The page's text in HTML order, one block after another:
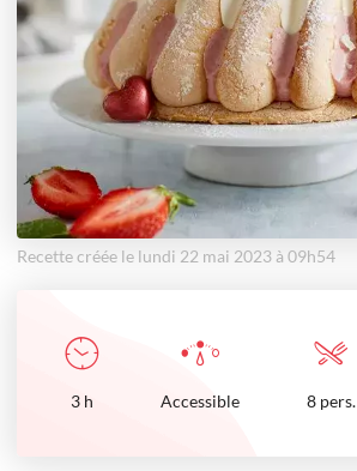
Recette créée le lundi 22 mai 2023 à 09h54
3 h Accessible 8 pers.